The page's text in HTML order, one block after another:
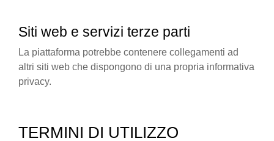
Siti web e servizi terze parti
La piattaforma potrebbe contenere collegamenti ad
altri siti web che dispongono di una propria informativa
privacy.
TERMINI DI UTILIZZO